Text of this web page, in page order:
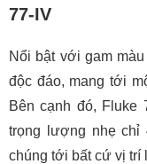
77-IV
Nổi bật với gam
độc đáo, mang tới
Bên cạnh đó, Fluke
trọng lượng nhẹ chỉ
chúng tới bất cứ vị trí